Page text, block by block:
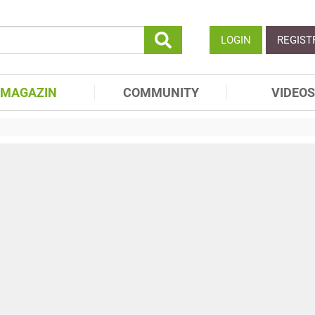
LOGIN
MAGAZIN COMMUNITY VIDEOS